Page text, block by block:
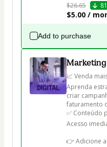
$26.65
$5.00 /
Add to purchase
📈 Venda
Aprenda
criar
faturamento
✅ Conteúdo
Acesso
👉 Adicione